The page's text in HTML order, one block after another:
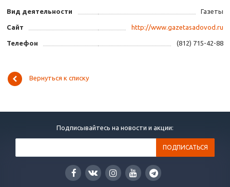
Вид деятельности Газеты
Сайт http://www.gazetasadovod.ru
Телефон (812) 715-42-88
Вернуться к списку
Подписывайтесь на новости и акции: